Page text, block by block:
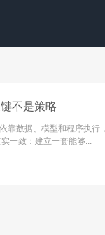
不是策略
靠数据、模型和程序执行
一致：建立一套能够...